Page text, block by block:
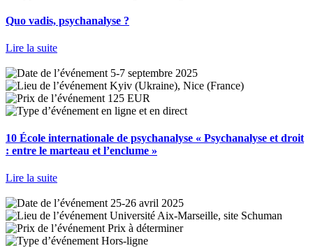
Quo vadis, psychanalyse ?
Lire la suite
5-7 septembre 2025
Kyiv (Ukraine), Nice (France)
125 EUR
en ligne et en direct
10 École internationale de psychanalyse « Psychanalyse et droit
: entre le marteau et l’enclume »
Lire la suite
25-26 avril 2025
Université Aix-Marseille, site Schuman
Prix à déterminer
Hors-ligne